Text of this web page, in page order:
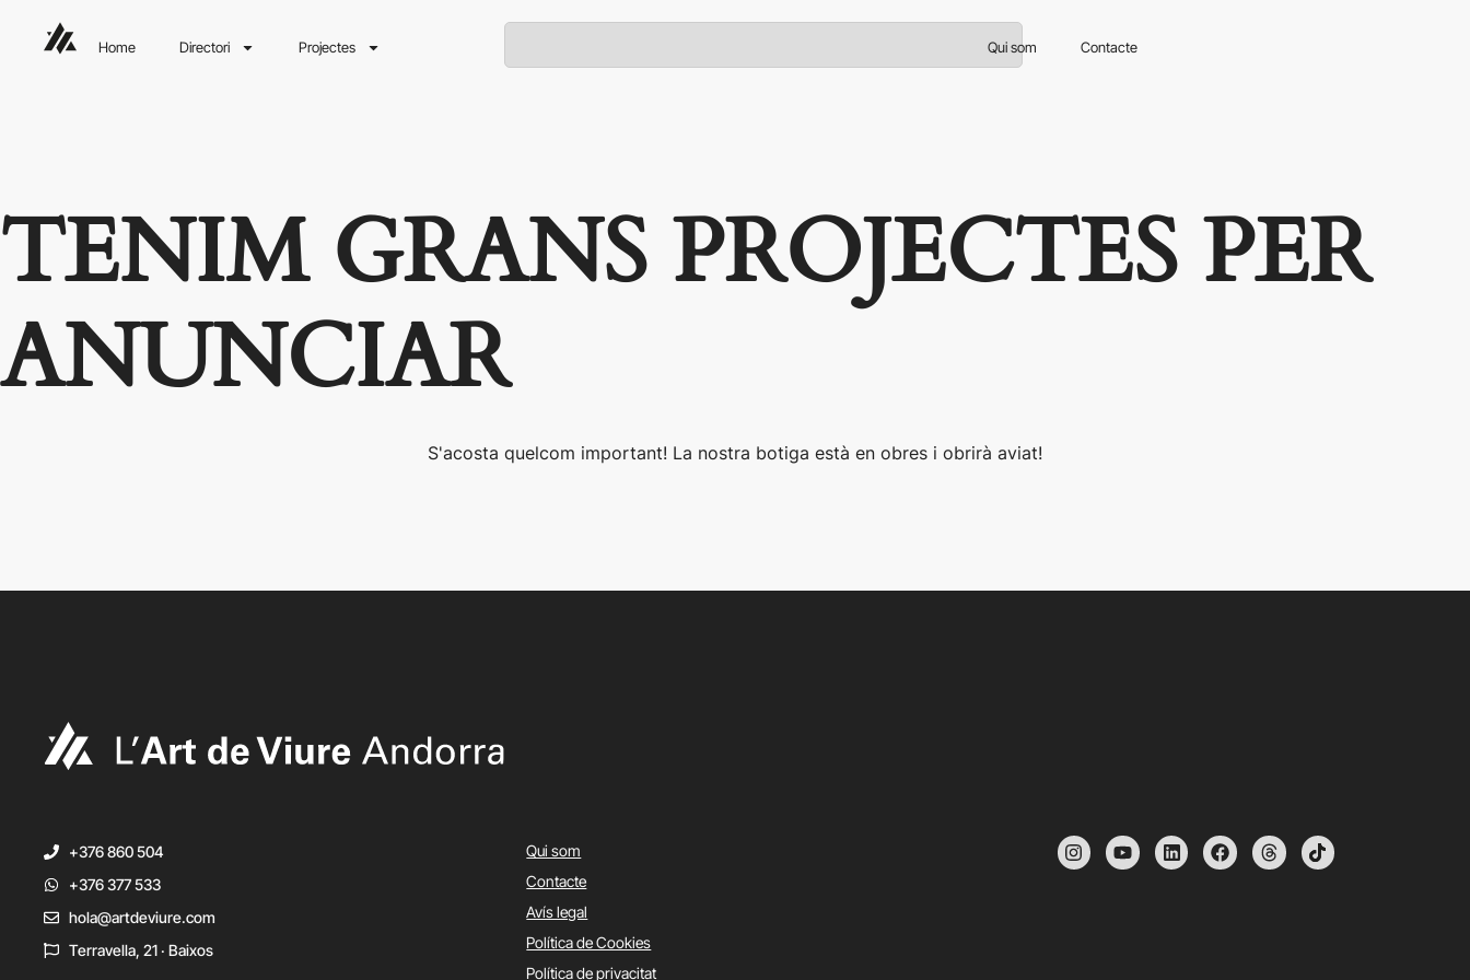
Home Directori Projectes Qui som Contacte
TENIM GRANS PROJECTES PER
ANUNCIAR
S'acosta quelcom important! La nostra botiga està en obres i obrirà aviat!
+376 860 504
+376 377 533
hola@artdeviure.com
Terravella, 21 · Baixos
Qui som
Contacte
Avís legal
Política de Cookies
Política de privacitat